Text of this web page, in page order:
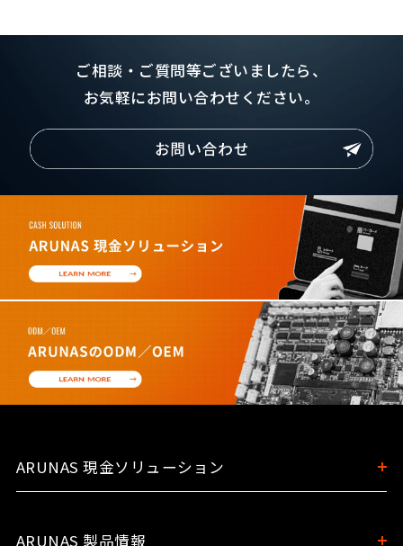
ご相談・ご質問等ございましたら、
お気軽にお問い合わせください。
ARUNAS 現金ソリューション
ARUNAS 製品情報